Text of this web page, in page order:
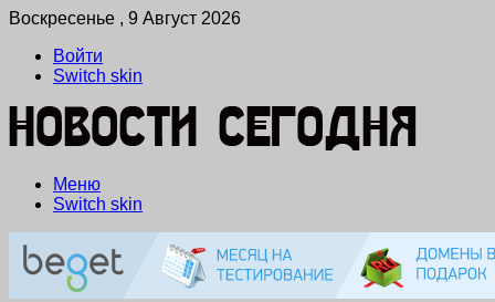
Воскресенье , 9 Август 2026
Войти
Switch skin
Меню
Switch skin